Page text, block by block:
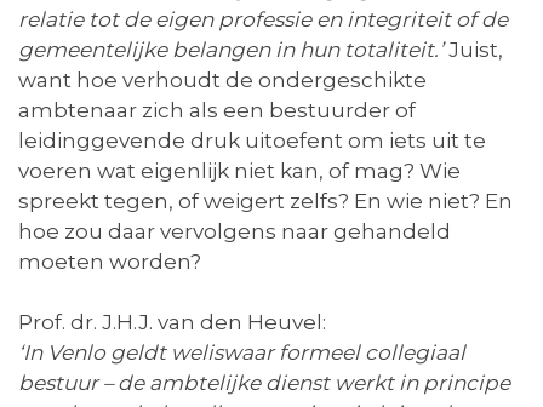
relatie tot de eigen professie en integriteit of de
gemeentelijke belangen in hun totaliteit.’Juist,
want hoe verhoudt de ondergeschikte
ambtenaar zich als een bestuurder of
leidinggevende druk uitoefent om iets uit te
voeren wat eigenlijk niet kan, of mag? Wie
spreekt tegen, of weigert zelfs? En wie niet? En
hoe zou daar vervolgens naar gehandeld
moeten worden?
Prof. dr. J.H.J. van den Heuvel:
‘In Venlo geldt weliswaar formeel collegiaal
bestuur – de ambtelijke dienst werkt in principe